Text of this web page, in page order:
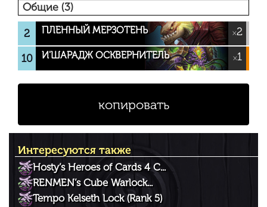
Общие (3)
2
ПЛЕННЫЙ МЕРЗОТЕНЬ ×2
10 И'ШАРАДЖ ОСКВЕРНИТЕЛЬ ×1
копировать
Интересуются также
Hosty’s Heroes of Cards 4 C...
RENMEN’s Cube Warlock...
Tempo Kelseth Lock (Rank 5)